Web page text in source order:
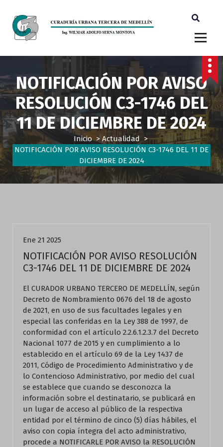
NOTIFICACIÓN POR AVISO
RESOLUCIÓN C3-1746 DEL
11 DE DICIEMBRE DE 2024
Inicio>Actualidad>
NOTIFICACIÓN POR AVISO RESOLUCIÓN C3-1746 DEL 11 DE
DICIEMBRE DE 2024
Ene 21 2025
NOTIFICACIÓN POR AVISO RESOLUCIÓN
C3-1746 DEL 11 DE DICIEMBRE DE 2024
El CURADOR URBANO TERCERO DE MEDELLÍN, según
Decreto de Nombramiento 0676 del 18 de agosto
de 2021, en uso de sus facultades legales y en
especial las conferidas en la Ley 388 de 1997, de
conformidad con el artículo 2.2.6.1.2.3.7 del Decreto
Nacional 1077 de 2015 y en cumplimiento a lo
establecido en el artículo 69 de la Ley 1437 de
2011, Código de Procedimiento Administrativo y de
lo Contencioso Administrativo, por medio del cual
se establece que cuando se desconozca la
información sobre el destinatario, se publicará en
un lugar de acceso al público de la respectiva
entidad por el término de cinco (5) días hábiles, el
aviso con copia íntegra del acto administrativo,
procede a NOTIFICARLE POR AVISO la RESOLUCIÓN